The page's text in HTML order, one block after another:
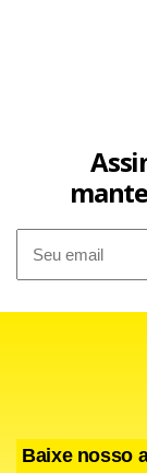
Baixe nosso